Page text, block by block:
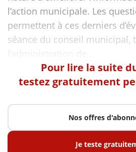
l’action municipale. Les
permettent à ces derniers
séance du conseil municipal,
Pour lire la suite
testez gratuitement
Nos offres
Je teste